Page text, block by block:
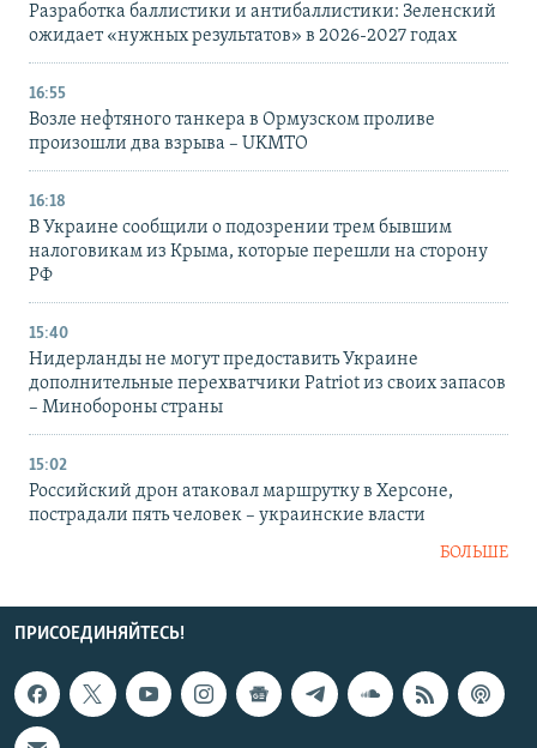
Разработка баллистики и антибаллистики: Зеленский
ожидает «нужных результатов» в 2026-2027 годах
16:55
Возле нефтяного танкера в Ормузском проливе
произошли два взрыва – UKMTO
16:18
В Украине сообщили о подозрении трем бывшим
налоговикам из Крыма, которые перешли на сторону
РФ
15:40
Нидерланды не могут предоставить Украине
дополнительные перехватчики Patriot из своих запасов
– Минобороны страны
15:02
Российский дрон атаковал маршрутку в Херсоне,
пострадали пять человек – украинские власти
БОЛЬШЕ
ПРИСОЕДИНЯЙТЕСЬ!